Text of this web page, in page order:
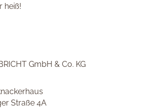
heiß!
GmbH & Co. KG
Straße 4A